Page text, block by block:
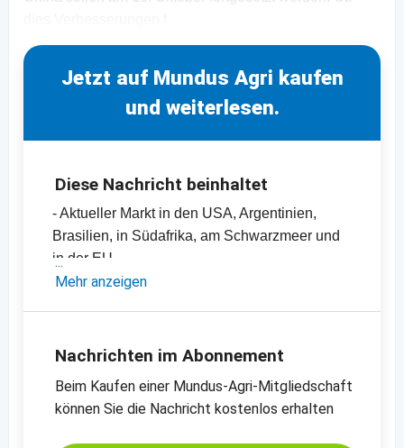
Jetzt auf Mundus Agri kaufen
und weiterlesen.
Diese Nachricht beinhaltet
- Aktueller Markt in den USA, Argentinien,
Brasilien, in Südafrika, am Schwarzmeer und
in der EU
- Nachfrage in Westeuropa und China
- Offizielle Ernteschätzungen
Exportdaten
- Mit Content von Mundus Agri
Mehr anzeigen
Nachrichten im Abonnement
Beim Kaufen einer Mundus-Agri-Mitgliedschaft
können Sie die Nachricht kostenlos erhalten